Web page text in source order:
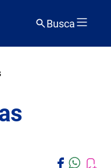
Busca